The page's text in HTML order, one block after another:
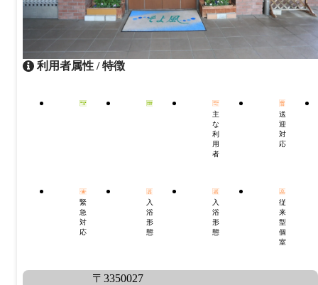
利用者属性 / 特徴
主
な
利
用
者
送
迎
対
応
緊
急
対
応
入
浴
形
態
入
浴
形
態
従
来
型
個
室
〒3350027